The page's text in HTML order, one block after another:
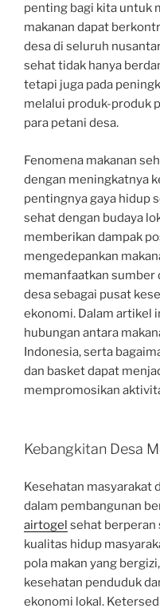
penting bagi kita untuk
makanan dapat
desa di seluruh
sehat tidak hanya
tetapi juga pada
melalui produk-produk
para petani desa.
Fenomena makanan
dengan meningkatnya
pentingnya gaya hidup
sehat dengan budaya
memberikan dampak
mengedepankan
memanfaatkan sumber
desa sebagai pusat
ekonomi. Dalam artikel
hubungan antara
Indonesia, serta
dan basket dapat
mempromosikan
Kebangkitan Desa
Kesehatan masyarakat
dalam pembangunan
airtogel sehat berperan
kualitas hidup
pola makan yang
kesehatan penduduk
ekonomi lokal.